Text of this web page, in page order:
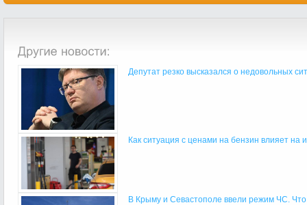
Депутат резко высказался о недовольных
Как ситуация с ценами на бензин влияет на
В Крыму и Севастополе ввели режим ЧС. Что